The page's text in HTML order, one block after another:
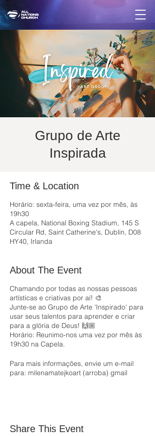
Grupo de Arte
Inspirada
Time & Location
Horário: sexta-feira, uma vez por mês, às
19h30
A capela, National Boxing Stadium, 145 S
Circular Rd, Saint Catherine's, Dublin, D08
HY40, Irlanda
About The Event
Chamando por todas as nossas pessoas
artísticas e criativas por aí! 🎨
Junte-se ao Grupo de Arte 'Inspirado' para
usar seus talentos para aprender e criar
para a glória de Deus! 🙌🏼
Horário: Reunimo-nos uma vez por mês às
19h30 na Capela.
Para mais informações, envie um e-mail
para: milenamatejkoart (arroba) gmail
Share This Event